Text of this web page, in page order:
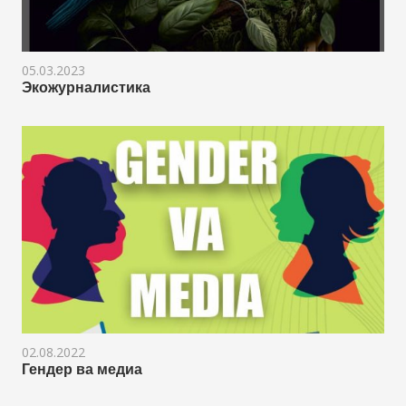
05.03.2023
Экожурналистика
02.08.2022
Гендер ва медиа